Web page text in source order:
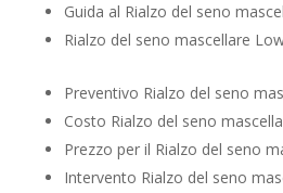
Guida al Rialzo del seno
Rialzo del seno mascellare
Preventivo Rialzo del seno
Costo Rialzo del seno
Prezzo per il Rialzo del seno
Intervento Rialzo del seno